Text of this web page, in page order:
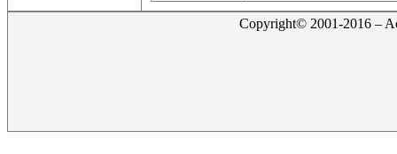
Copyright© 2001-2016 –